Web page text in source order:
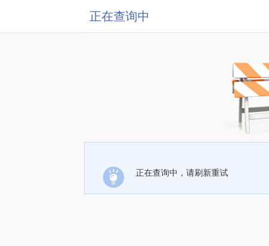
正在查询中
正在查询中，请刷新重试